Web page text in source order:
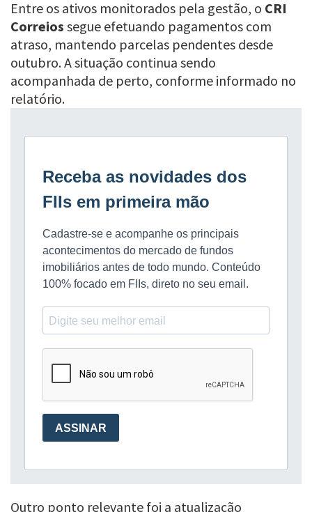
Entre os ativos monitorados pela gestão, o CRI
Correios segue efetuando pagamentos com
atraso, mantendo parcelas pendentes desde
outubro. A situação continua sendo
acompanhada de perto, conforme informado no
relatório.
Outro ponto relevante foi a atualização